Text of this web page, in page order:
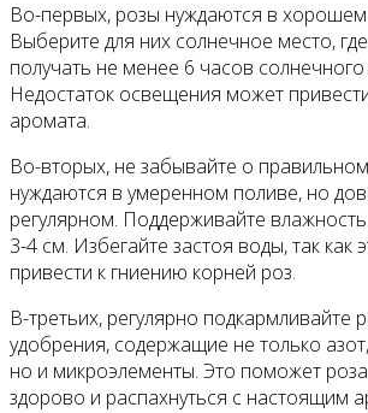
Во-первых, розы нуждаются в
Выберите для них солнечное место,
получать не менее 6 часов солнечного
Недостаток освещения может
аромата.
Во-вторых, не забывайте о
нуждаются в умеренном поливе, но
регулярном. Поддерживайте
3-4 см. Избегайте застоя воды, так как
привести к гниению корней роз.
В-третьих, регулярно подкармливайте
удобрения, содержащие не только
но и микроэлементы. Это поможет
здорово и распахнуться с настоящим